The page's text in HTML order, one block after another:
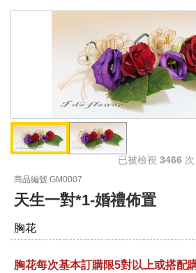
已被檢視 3466 次
商品編號 GM0007
天生一對*1-婚禮佈置
胸花
胸花每次基本訂購限5對以上或搭配